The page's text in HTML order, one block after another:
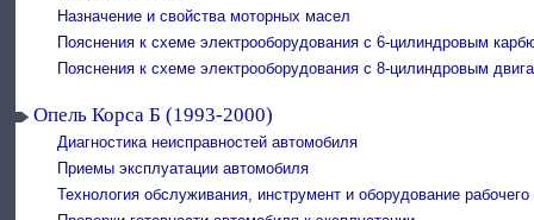
Назначение и свойства моторных масел
Пояснения к схеме электрооборудования с 6-цилиндровым
Пояснения к схеме электрооборудования с 8-цилиндровым
Опель Корса Б (1993-2000)
Диагностика неисправностей автомобиля
Приемы эксплуатации автомобиля
Технология обслуживания, инструмент и оборудование